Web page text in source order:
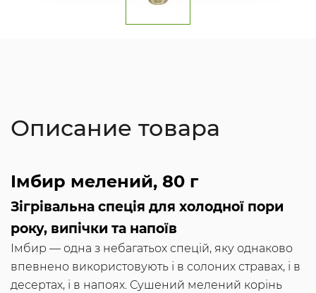
Описание товара
Імбир мелений, 80 г
Зігрівальна спеція для холодної пори
року, випічки та напоїв
Імбир — одна з небагатьох спецій, яку однаково
впевнено використовують і в солоних стравах, і в
десертах, і в напоях. Сушений мелений корінь